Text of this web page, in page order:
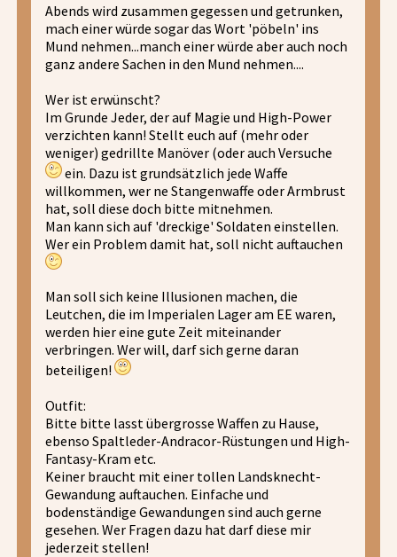
Abends wird zusammen gegessen und getrunken,
mach einer würde sogar das Wort 'pöbeln' ins
Mund nehmen...manch einer würde aber auch noch
ganz andere Sachen in den Mund nehmen....
Wer ist erwünscht?
Im Grunde Jeder, der auf Magie und High-Power
verzichten kann! Stellt euch auf (mehr oder
weniger) gedrillte Manöver (oder auch Versuche
ein. Dazu ist grundsätzlich jede Waffe
willkommen, wer ne Stangenwaffe oder Armbrust
hat, soll diese doch bitte mitnehmen.
Man kann sich auf 'dreckige' Soldaten einstellen.
Wer ein Problem damit hat, soll nicht auftauchen
Man soll sich keine Illusionen machen, die
Leutchen, die im Imperialen Lager am EE waren,
werden hier eine gute Zeit miteinander
verbringen. Wer will, darf sich gerne daran
beteiligen!
Outfit:
Bitte bitte lasst übergrosse Waffen zu Hause,
ebenso Spaltleder-Andracor-Rüstungen und High-
Fantasy-Kram etc.
Keiner braucht mit einer tollen Landsknecht-
Gewandung auftauchen. Einfache und
bodenständige Gewandungen sind auch gerne
gesehen. Wer Fragen dazu hat darf diese mir
jederzeit stellen!